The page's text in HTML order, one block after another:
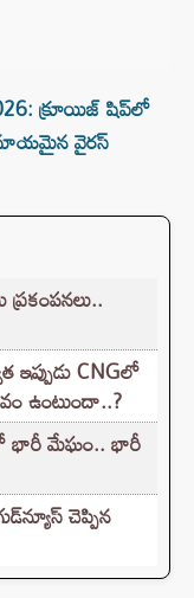
క్రూయిజ్ షిప్‌లో
మాయమైన వైరస్
ఇప్పుడు CNGలో
ఉంటుందా..?
భారీ మేఘం.. భారీ
చెప్పిన